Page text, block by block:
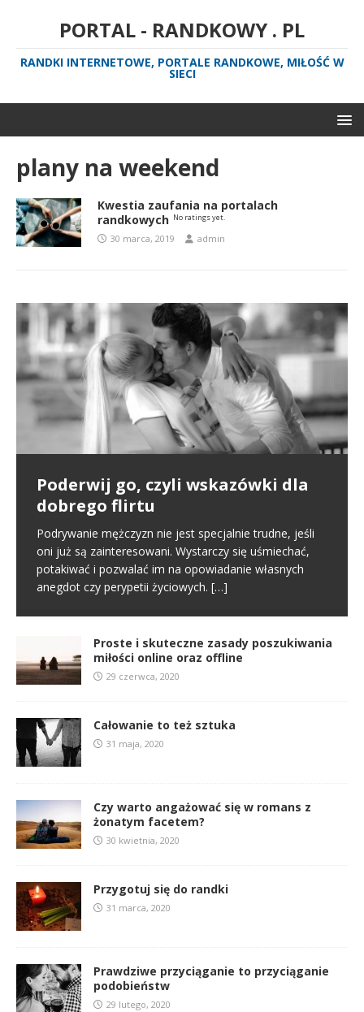
PORTAL - RANDKOWY . PL
RANDKI INTERNETOWE, PORTALE RANDKOWE, MIŁOŚĆ W
SIECI
plany na weekend
Kwestia zaufania na portalach
randkowych No ratings yet.
30 marca, 2019 admin
Poderwij go, czyli wskazówki dla
dobrego flirtu
Podrywanie mężczyzn nie jest specjalnie trudne, jeśli
oni już są zainteresowani. Wystarczy się uśmiechać,
potakiwać i pozwalać im na opowiadanie własnych
anegdot czy perypetii życiowych. […]
Pierwsze spotkanie
Poznajemy się na portalu randkowym i naszym
pierwszym kontaktem jest randka online. To normalny
schemat we współczesnym świecie. Na tym etapie
tworzy się pierwsze pierwsze[…]
Proste i skuteczne zasady
poszukiwania miłości online oraz
offline
W miłości nic nie jest proste i między innymi dlatego
jest ona tak wspaniała. Nie oznacza to jednak, że
samo zabieranie się za miłość musi
Proste i skuteczne zasady poszukiwania
miłości online oraz offline
29 czerwca, 2020
Całowanie to też sztuka
31 maja, 2020
Czy warto angażować się w romans z
żonatym facetem?
30 kwietnia, 2020
Przygotuj się do randki
31 marca, 2020
Prawdziwe przyciąganie to przyciąganie
podobieństw
29 lutego, 2020